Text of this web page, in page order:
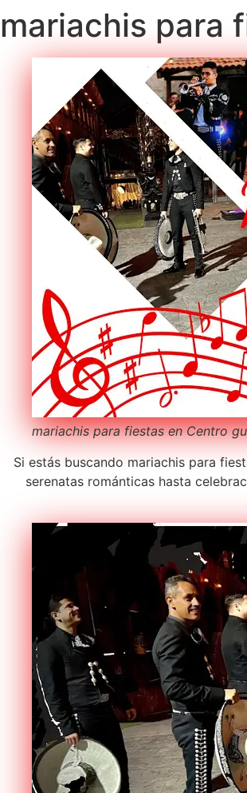
mariachis para
mariachis para fiestas en Centro
Si estás buscando mariachis para
serenatas románticas hasta